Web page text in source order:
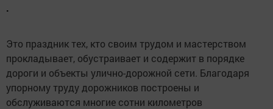
.
Это праздник тех, кто своим трудом и мастерством
прокладывает, обустраивает и содержит в порядке
дороги и объекты улично-дорожной сети. Благодаря
упорному труду дорожников построены и
обслуживаются многие сотни километров